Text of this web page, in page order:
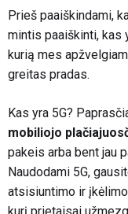
Prieš paaiškindami,
mintis paaiškinti, kas
kurią mes
greitas pradas.
Kas yra 5G?
mobiliojo
pakeis arba bent jau
Naudodami 5G,
atsisiuntimo ir